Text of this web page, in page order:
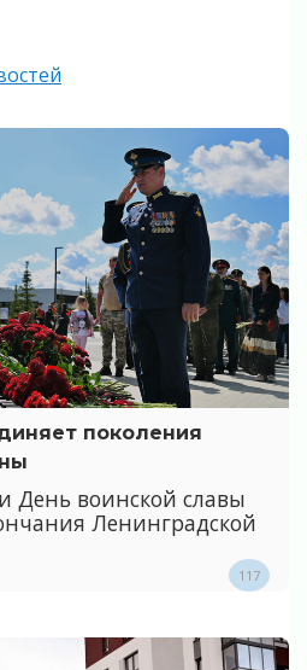
поколения
День воинской славы
Ленинградской
117